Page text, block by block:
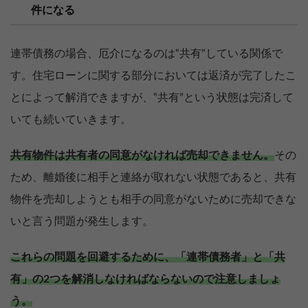
件になる
連帯債務の場合、厄介になるのは‟共有”している関係で
す。住宅ローンに関する部分においては返済が完了したこ
とによって解消できますが、‟共有”という状態は完済して
いても続いていきます。
共有物件は共有者の同意がなければ売却できません。その
ため、離婚後に相手と連絡が取れない状態であると、共有
物件を売却しようとも相手の同意がないために売却できな
いと言う問題が発生します。
これらの問題を回避するために、「連帯債務者」と「共
有」の2つを解消しなければならないので注意しましょ
う。